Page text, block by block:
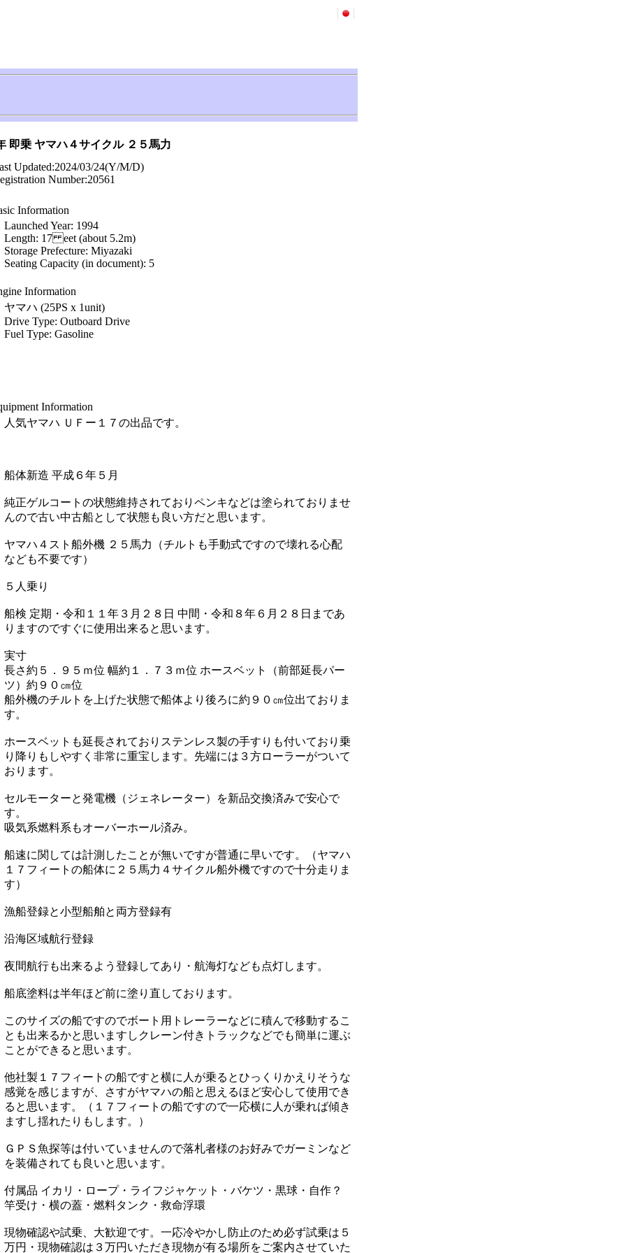
即乗 ヤマハ４サイクル ２５馬力
Updated:2024/03/24(Y/M/D)
Number:20561
Information
Launched Year: 1994
Length: 17 eet (about 5.2m)
Storage Prefecture: Miyazaki
Seating Capacity (in document): 5
Information
ヤマハ (25PS x 1unit)
Drive Type: Outboard Drive
Fuel Type: Gasoline
Information
人気ヤマハ ＵＦー１７の出品です。
船体新造 平成６年５月
純正ゲルコートの状態維持されておりペンキなどは塗られておりませ
んので古い中古船として状態も良い方だと思います。
ヤマハ４スト船外機 ２５馬力（チルトも手動式ですので壊れる心配
なども不要です）
５人乗り
船検 定期・令和１１年３月２８日 中間・令和８年６月２８日まであ
りますのですぐに使用出来ると思います。
実寸
長さ約５．９５ｍ位 幅約１．７３ｍ位 ホースベット（前部延長パー
ツ）約９０㎝位
船外機のチルトを上げた状態で船体より後ろに約９０㎝位出ておりま
す。
ホースベットも延長されておりステンレス製の手すりも付いており乗
り降りもしやすく非常に重宝します。先端には３方ローラーがついて
おります。
セルモーターと発電機（ジェネレーター）を新品交換済みで安心で
す。
吸気系燃料系もオーバーホール済み。
船速に関しては計測したことが無いですが普通に早いです。（ヤマハ
１７フィートの船体に２５馬力４サイクル船外機ですので十分走りま
す）
漁船登録と小型船舶と両方登録有
沿海区域航行登録
夜間航行も出来るよう登録してあり・航海灯なども点灯します。
船底塗料は半年ほど前に塗り直しております。
このサイズの船ですのでボート用トレーラーなどに積んで移動するこ
とも出来るかと思いますしクレーン付きトラックなどでも簡単に運ぶ
ことができると思います。
他社製１７フィートの船ですと横に人が乗るとひっくりかえりそうな
感覚を感じますが、さすがヤマハの船と思えるほど安心して使用でき
ると思います。（１７フィートの船ですので一応横に人が乗れば傾き
ますし揺れたりもします。）
ＧＰＳ魚探等は付いていませんので落札者様のお好みでガーミンなど
を装備されても良いと思います。
付属品 イカリ・ロープ・ライフジャケット・バケツ・黒球・自作？
竿受け・横の蓋・燃料タンク・救命浮環
現物確認や試乗、大歓迎です。一応冷やかし防止のため必ず試乗は５
万円・現物確認は３万円いただき現物が有る場所をご案内させていた